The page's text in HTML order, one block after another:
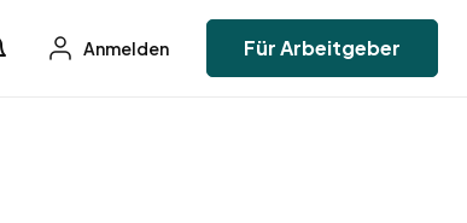
Anmelden Für Arbeitgeber